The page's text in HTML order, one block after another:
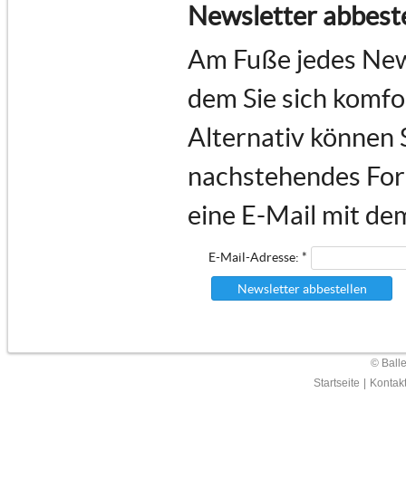
Newsletter
Am Fuße jedes
dem Sie sich
Alternativ können
nachstehendes
eine E-Mail mit
Newsletter abbestellen
E-Mail-Adresse: *
©
Startseite
Kontakt